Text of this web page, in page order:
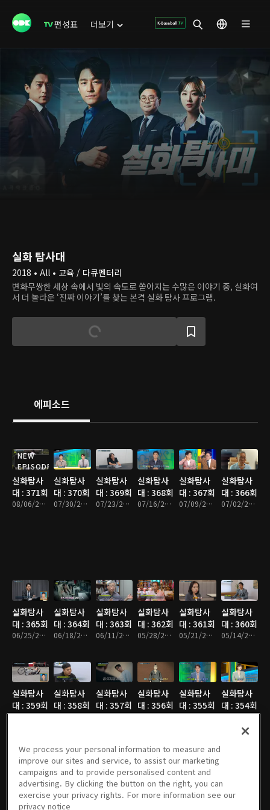
편성표 더보기
실화 탐사대
2018 • All • 교육 / 다큐멘터리
변화무쌍한 세상 속에서 빛의 속도로 쏟아지는 수많은 이야기 중, 실화여
서 더 놀라운 ‘진짜 이야기’를 찾는 본격 실화 탐사 프로그램.
에피소드
NEW
EPISODE
실화탐사
대 : 371회
08/06/2026 • 49분
실화탐사
대 : 370회
07/30/2026 • 48분
실화탐사
대 : 369회
07/23/2026 • 51분
실화탐사
대 : 368회
07/16/2026 • 47분
실화탐사
대 : 367회
07/09/2026 • 47분
실화탐사
대 : 366회
07/02/2026 • 47분
실화탐사
대 : 365회
06/25/2026 • 47분
실화탐사
대 : 364회
06/18/2026 • 47분
실화탐사
대 : 363회
06/11/2026 • 47분
실화탐사
대 : 362회
05/28/2026 • 48분
실화탐사
대 : 361회
05/21/2026 • 48분
실화탐사
대 : 360회
05/14/2026 • 47분
실화탐사
대 : 359회
05/07/2026 • 47분
실화탐사
대 : 358회
04/30/2026 • 47분
실화탐사
대 : 357회
04/23/2026 • 47분
실화탐사
대 : 356회
04/16/2026 • 47분
실화탐사
대 : 355회
04/09/2026 • 47분
실화탐사
대 : 354회
04/02/2026 • 47분
실화탐사
대 : 353회
03/26/2026 • 47분
실화탐사
대 : 352회
03/19/2026 • 47분
실화탐사
대 : 351회
03/12/2026 • 49분
실화탐사
대 : 350회
02/26/2026 • 47분
실화탐사
대 : 349회
02/12/2026 • 47분
대 : 348회
We process your personal information to measure and
improve our sites and service, to assist our marketing
campaigns and to provide personalised content and
advertising. By clicking the button on the right, you can
exercise your privacy rights. For more information see our
privacy notice